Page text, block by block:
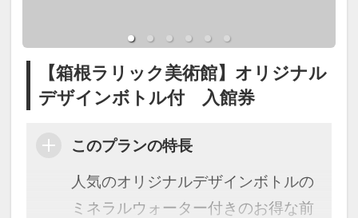
【箱根ラリック美術館】オリジナル
デザインボトル付 入館券
このプランの特長
人気のオリジナルデザインボトルの
ミネラルウォーター付きのお得な前